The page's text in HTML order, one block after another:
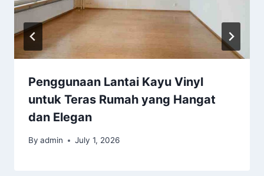
Penggunaan Lantai Kayu Vinyl
untuk Teras Rumah yang Hangat
dan Elegan
By admin July 1, 2026